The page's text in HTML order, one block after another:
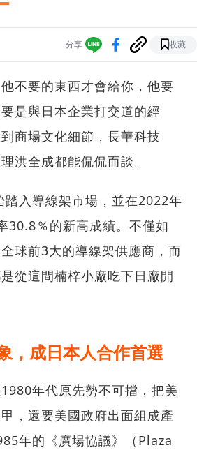
分享 收藏
他不要的東西才會給你，他要
是與日本企業打交道的經
商場文化細節，長華科技
洪全成都能侃侃而談。
入導線架市場，並在2022年
30.8％的新高成績。不僅如
球前3大的導線架供應商，而
從這間楠梓小廠吃下日廠開
，成日本人合作首選
年代原先勢不可擋，把美
，還要美國政府出面組成產
年的《廣場協議》（Plaza